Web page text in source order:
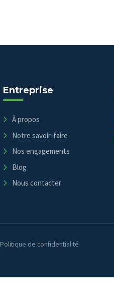
Entreprise
À propos
Notre savoir-faire
Nos engagements
Blog
Nous contacter
Politique de confidentialité